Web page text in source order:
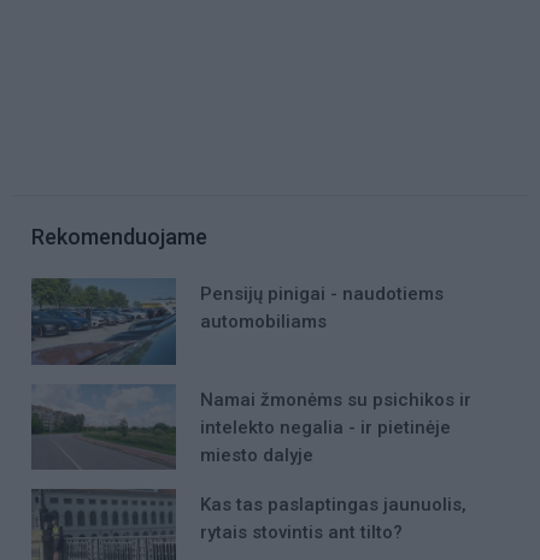
Rekomenduojame
Pensijų pinigai - naudotiems
automobiliams
Namai žmonėms su psichikos ir
intelekto negalia - ir pietinėje
miesto dalyje
Kas tas paslaptingas jaunuolis,
rytais stovintis ant tilto?